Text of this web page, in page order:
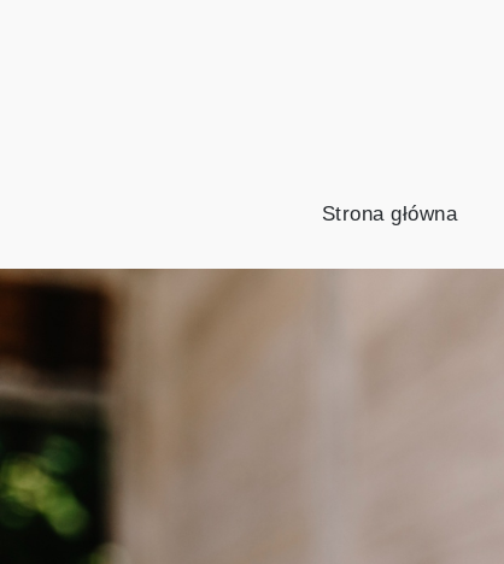
Strona główna